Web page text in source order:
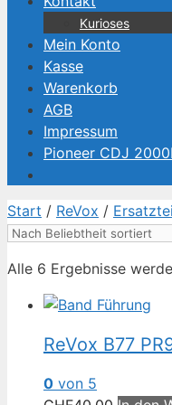
Kurioses
Mein Konto
Kasse
Warenkorb
AGB
Impressum
Pioneer CDJ
Start / ReVox /
Alle 6 Ergebnisse
ReVox B77
0 von 5